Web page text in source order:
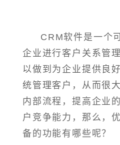
CRM软件是一个
企业进行客户关系管
以做到为企业提供良
统管理客户，从而很
内部流程，提高企业
户竞争能力，那么，
备的功能有哪些呢？